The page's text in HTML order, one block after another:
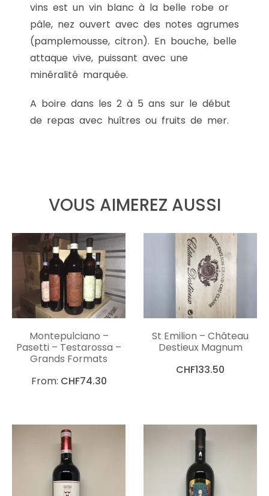
vins est un vin blanc à la belle robe or
pâle, nez ouvert avec des notes agrumes
(pamplemousse, citron). En bouche, belle
attaque vive, puissant avec une
minéralité marquée.
A boire dans les 2 à 5 ans sur le début
de repas avec huîtres ou fruits de mer.
VOUS AIMEREZ AUSSI
Montepulciano –
Pasetti – Testarossa –
Grands Formats
From: CHF74.30
St Emilion – Château
Destieux Magnum
CHF133.50